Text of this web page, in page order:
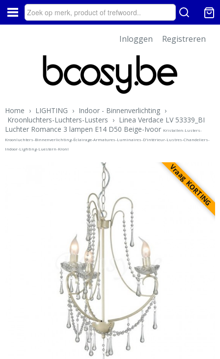
Inloggen Registreren
Home › LIGHTING › Indoor - Binnenverlichting ›
Kroonluchters-Luchters-Lusters › Linea Verdace LV 53339_BI
Luchter Romance 3 lampen E14 D50 Beige-Ivoor Kristallen-Lusters-
Kroonluchters-Binnenverlichting-Éclairage-Armatures-Luminaires-D'intérieur-Lustres-Chandeliers-
Indoor-Lighting-Luestern-Kronl
Vraag KORTING